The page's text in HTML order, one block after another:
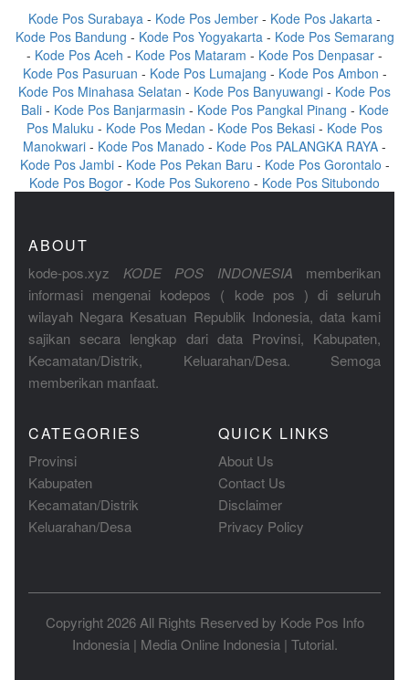
Kode Pos Surabaya - Kode Pos Jember - Kode Pos Jakarta -
Kode Pos Bandung - Kode Pos Yogyakarta- Kode Pos Semarang
- Kode Pos Aceh - Kode Pos Mataram - Kode Pos Denpasar -
Kode Pos Pasuruan - Kode Pos Lumajang - Kode Pos Ambon -
Kode Pos Minahasa Selatan - Kode Pos Banyuwangi - Kode Pos
Bali- Kode Pos Banjarmasin - Kode Pos Pangkal Pinang - Kode
Pos Maluku - Kode Pos Medan - Kode Pos Bekasi - Kode Pos
Manokwari - Kode Pos Manado - Kode Pos PALANGKA RAYA -
Kode Pos Jambi- Kode Pos Pekan Baru - Kode Pos Gorontalo -
Kode Pos Bogor - Kode Pos Sukoreno - Kode Pos Situbondo
ABOUT
kode-pos.xyz KODE POS INDONESIA memberikan
informasi mengenai kodepos ( kode pos ) di seluruh
wilayah Negara Kesatuan Republik Indonesia, data kami
sajikan secara lengkap dari data Provinsi, Kabupaten,
Kecamatan/Distrik, Keluarahan/Desa. Semoga
memberikan manfaat.
CATEGORIES
Provinsi
Kabupaten
Kecamatan/Distrik
Keluarahan/Desa
QUICK LINKS
About Us
Contact Us
Disclaimer
Privacy Policy
Copyright 2026 All Rights Reserved by Kode Pos Info
Indonesia| Media Online Indonesia| Tutorial.